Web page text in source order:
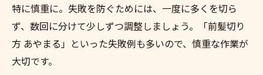
特に慎重に。失敗を防ぐためには、一度に多くを切ら
ず、数回に分けて少しずつ調整しましょう。「前髪切り
方 あやまる」といった失敗例も多いので、慎重な作業が
大切です。